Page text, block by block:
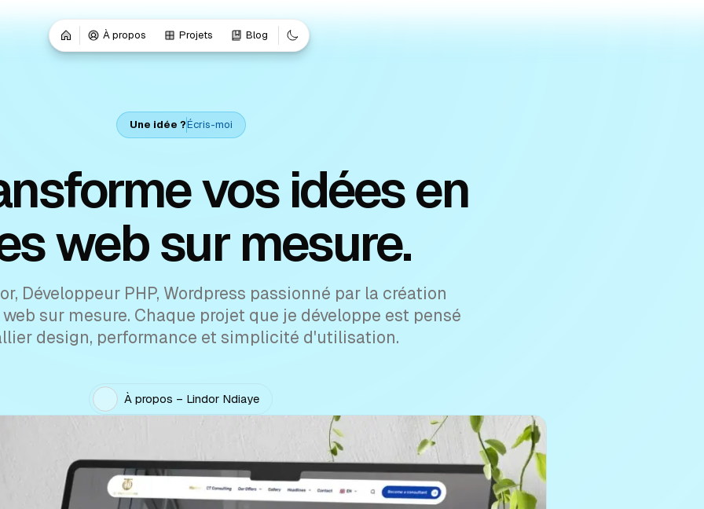
À propos Projets Blog
Une idée ?Écris-moi
vos idées en
web sur mesure.
, Développeur PHP, Wordpress passionné par la création
sur mesure. Chaque projet que je développe est pensé
design, performance et simplicité d'utilisation.
À propos – Lindor Ndiaye